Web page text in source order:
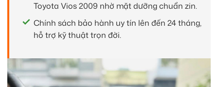
Toyota Vios 2009 nhờ mặt dưỡng chuẩn zin.
Chính sách bảo hành uy tín lên đến 24 tháng,
hỗ trợ kỹ thuật trọn đời.